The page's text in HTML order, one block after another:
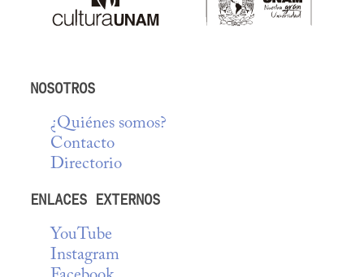
NOSOTROS
¿Quiénes somos?
Contacto
Directorio
ENLACES EXTERNOS
YouTube
Instagram